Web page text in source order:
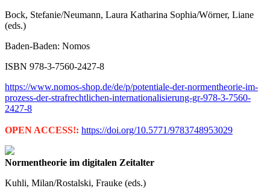
Bock, Stefanie/Neumann, Laura Katharina Sophia/Wörner, Liane
(eds.)
Baden-Baden: Nomos
ISBN 978-3-7560-2427-8
https://www.nomos-shop.de/de/p/potentiale-der-normentheorie-im-
prozess-der-strafrechtlichen-internationalisierung-gr-978-3-7560-
2427-8
OPEN ACCESS!: https://doi.org/10.5771/9783748953029
Normentheorie im digitalen Zeitalter
Kuhli, Milan/Rostalski, Frauke (eds.)